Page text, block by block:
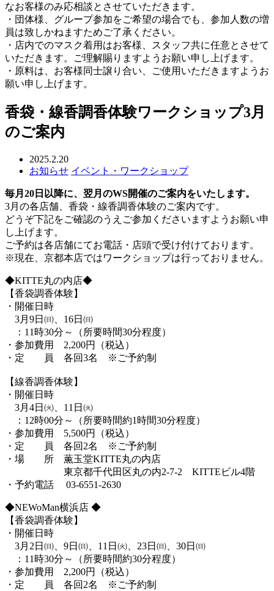
なお客様のみ応相談とさせていただきます。
・団体様、グループ参加をご希望の場合でも、参加人数の増
員は致しかねますためご了承ください。
・店内でのマスク着用はお客様、スタッフ共に任意とさせて
いただきます。ご理解賜りますようお願い申し上げます。
・原料は、お客様同士譲り合い、ご使用いただきますようお
願い申し上げます。
香袋・線香調香体験ワークショップ3月
のご案内
2025.2.20
お知らせ イベント・ワークショップ
毎月20日以降に、翌月のWS開催のご案内をいたします。
3月の各店舗、香袋・線香調香体験のご案内です。
どうぞ下記をご確認のうえご参加くださいますようお願い申
し上げます。
ご予約は各店舗にてお電話・店頭で受け付けております。
※現在、京都本店ではワークショップは行っておりません。
◆KITTE丸の内店◆
【香袋調香体験】
・開催日時
3月9日㈰、16日㈰
：11時30分～（所要時間30分程度）
・参加費用 2,200円（税込）
・定 員 各回3名 ※ご予約制
【線香調香体験】
・開催日時
3月4日㈫、11日㈫
：12時00分～（所要時間約1時間30分程度）
・参加費用 5,500円（税込）
・定 員 各回2名 ※ご予約制
・場 所 薫玉堂KITTE丸の内店
東京都千代田区丸の内2-7-2 KITTEビル4階
・予約電話 03-6551-2630
◆NEWoMan横浜店 ◆
【香袋調香体験】
・開催日時
3月2日㈰、9日㈰、11日㈫、23日㈰、30日㈰
：11時30分～（所要時間約30分程度）
・参加費用 2,200円（税込）
・定 員 各回2名 ※ご予約制